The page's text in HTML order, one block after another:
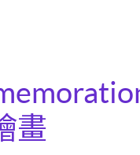
畫